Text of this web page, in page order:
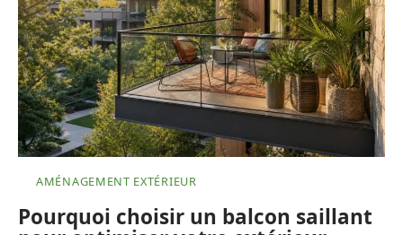
AMÉNAGEMENT EXTÉRIEUR
Pourquoi choisir un balcon saillant